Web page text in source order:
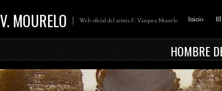
V. MOURELO Web oficial del artista F. Vázquez Mourelo Inicio
HOMBRE